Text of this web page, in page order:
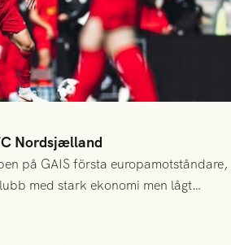
Nordsjælland
på GAIS första europamotståndare,
med stark ekonomi men lågt
kollektiv styrka och individuell